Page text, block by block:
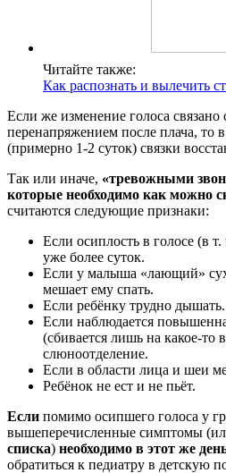
Читайте также:
Как распознать и вылечить
Если же изменение голоса
перенапряжением после плача, то
(примерно 1-2 суток) связки
Так или иначе, «тревожными
которые необходимо как можно
считаются следующие признаки:
Если осиплость в голосе (в
уже более суток.
Если у малыша «лающий»
мешает ему спать.
Если ребёнку трудно дышать.
Если наблюдается
(сбивается лишь на какое-то
слюноотделение.
Если в области лица и шеи
Ребёнок не ест и не пьёт.
Если помимо осипшего голоса у
вышеперечисленные симптомы
списка) необходимо в этот же
обратиться к педиатру в детскую